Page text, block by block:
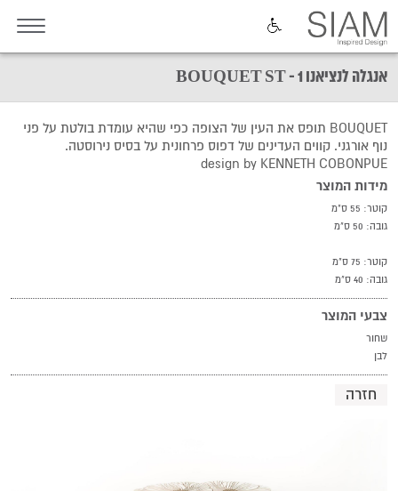
אנגלה לנציאנו 1 - BOUQUET ST
BOUQUET תופס את העין של הצופה כפי שהיא עומדת בולטת על פני
נוף אורגני. קווים העדינים של דפוס פרחונית על בסיס נירוסטה.
design by KENNETH COBONPUE
מידות המוצר
קוטר: 55 ס"מ
גובה: 50 ס"מ
קוטר: 75 ס"מ
גובה: 40 ס"מ
צבעי המוצר
שחור
לבן
חזרה